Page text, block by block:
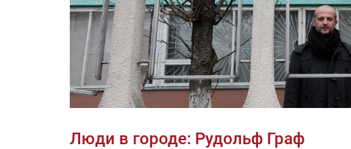
Люди в городе: Рудольф Граф